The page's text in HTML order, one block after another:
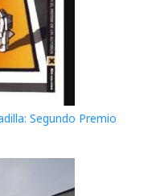
Segundo Premio